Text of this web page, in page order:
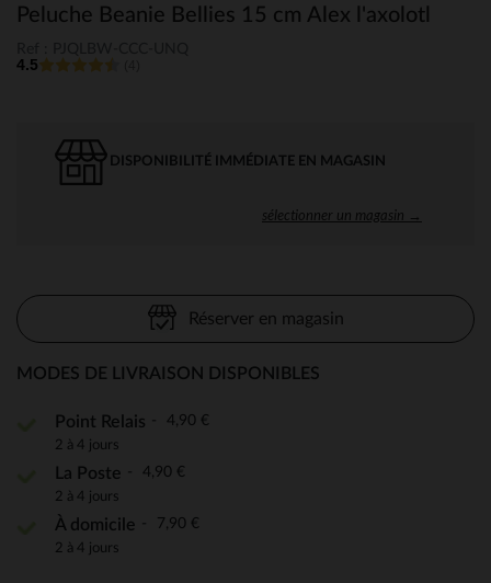
Peluche Beanie Bellies 15 cm Alex l'axolotl
4.5
DISPONIBILITÉ IMMÉDIATE EN MAGASIN
sélectionner un magasin →
Réserver en magasin
MODES DE LIVRAISON DISPONIBLES
Point Relais 4,90 €
2 à 4 jours
La Poste 4,90 €
2 à 4 jours
À domicile 7,90 €
2 à 4 jours